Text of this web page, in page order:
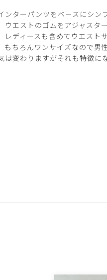
ンターパンツをベースにシン
ウエストのゴムをアジャスタ
レディースも含めてウエスト
もちろんワンサイズなので男
は変わりますがそれも特徴に